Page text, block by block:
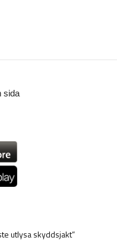
sida
utlysa skyddsjakt”